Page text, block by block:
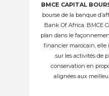
BMCE CAPITAL
bourse de la banque
Bank Of Africa. BMCE
plan dans le
financier marocain,
sur les activités de
conservation en
alignées aux